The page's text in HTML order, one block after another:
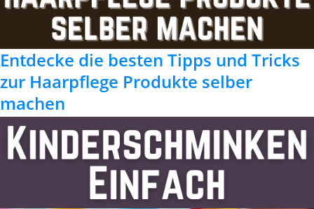
Entdecke die besten Tipps und Tricks
zur Haarpflege Produkte selber
machen